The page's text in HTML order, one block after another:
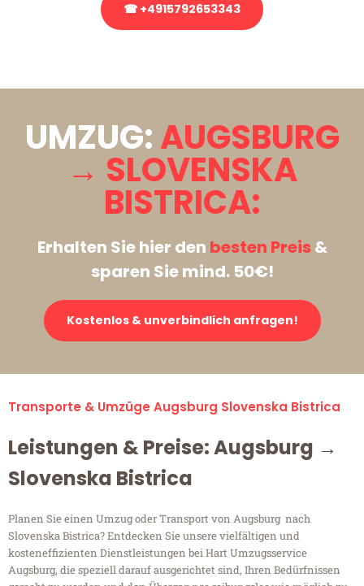
☎ +4915792653343
UMZUG:AUGSBURG
→ SLOVENSKA
BISTRICA:
Erhalten Sie hier den besten Preis&
sparen Sie mind. 50€!
Kostenlos & unverbindlich anfragen!
Transporte & Umzüge Augsburg Slovenska Bistrica
Leistungen & Preise: Augsburg →
Slovenska Bistrica
Planen Sie einen Umzug oder Transport von Augsburg nach
Slovenska Bistrica? Entdecken Sie unsere vielfältigen und
kosteneffizienten Dienstleistungen bei Hart Umzugsservice
Augsburg, die speziell darauf ausgerichtet sind, Ihren Bedürfnissen